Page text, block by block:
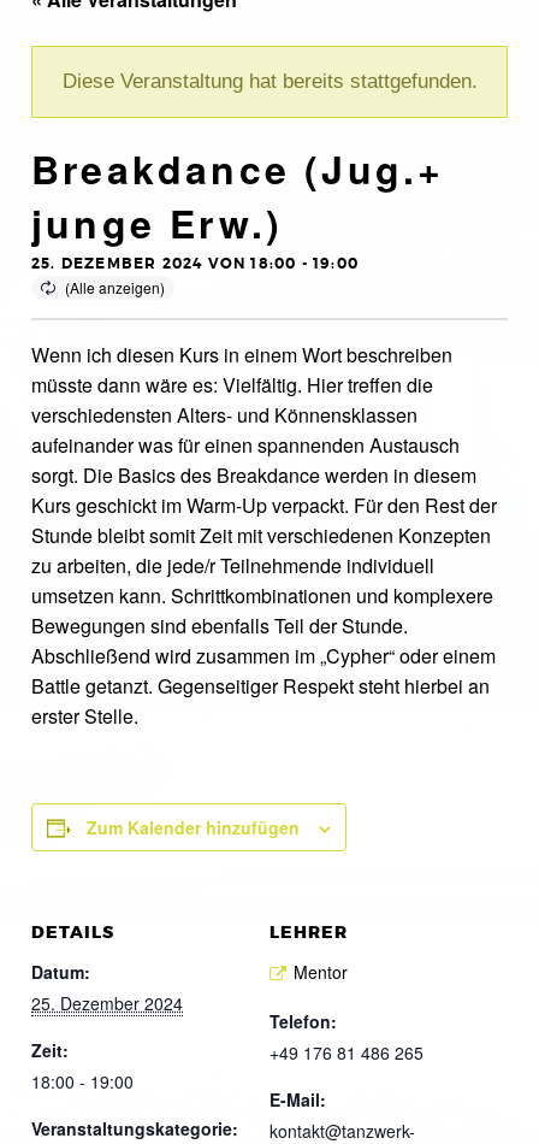
Diese Veranstaltung hat bereits stattgefunden.
Breakdance (Jug.+
junge Erw.)
25. DEZEMBER 2024 VON 18:00 -19:00
Wenn ich diesen Kurs in einem Wort beschreiben
müsste dann wäre es: Vielfältig. Hier treffen die
verschiedensten Alters- und Könnensklassen
aufeinander was für einen spannenden Austausch
sorgt. Die Basics des Breakdance werden in diesem
Kurs geschickt im Warm-Up verpackt. Für den Rest der
Stunde bleibt somit Zeit mit verschiedenen Konzepten
zu arbeiten, die jede/r Teilnehmende individuell
umsetzen kann. Schrittkombinationen und komplexere
Bewegungen sind ebenfalls Teil der Stunde.
Abschließend wird zusammen im „Cypher“ oder einem
Battle getanzt. Gegenseitiger Respekt steht hierbei an
erster Stelle.
Zum Kalender hinzufügen
DETAILS
Datum:
25. Dezember 2024
Zeit:
18:00 - 19:00
Veranstaltungskategorie:
LEHRER
Mentor
Telefon:
+49 176 81 486 265
E-Mail:
kontakt@tanzwerk-